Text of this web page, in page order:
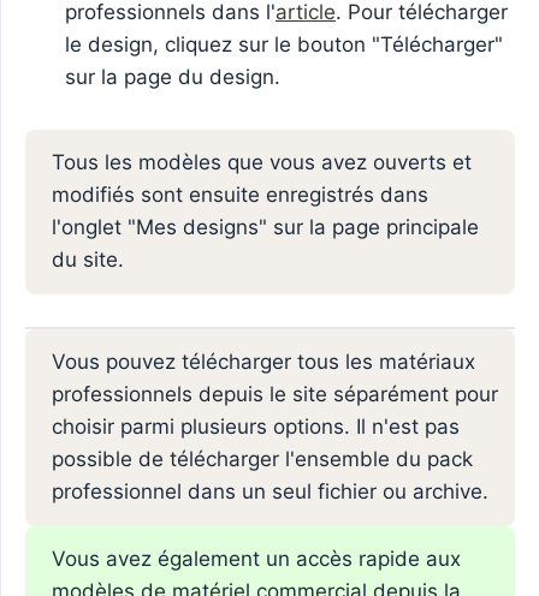
professionnels dans l'article. Pour télécharger
le design, cliquez sur le bouton "Télécharger"
sur la page du design.
Tous les modèles que vous avez ouverts et
modifiés sont ensuite enregistrés dans
l'onglet "Mes designs" sur la page principale
du site.
Vous pouvez télécharger tous les matériaux
professionnels depuis le site séparément pour
choisir parmi plusieurs options. Il n'est pas
possible de télécharger l'ensemble du pack
professionnel dans un seul fichier ou archive.
Vous avez également un accès rapide aux
modèles de matériel commercial depuis la